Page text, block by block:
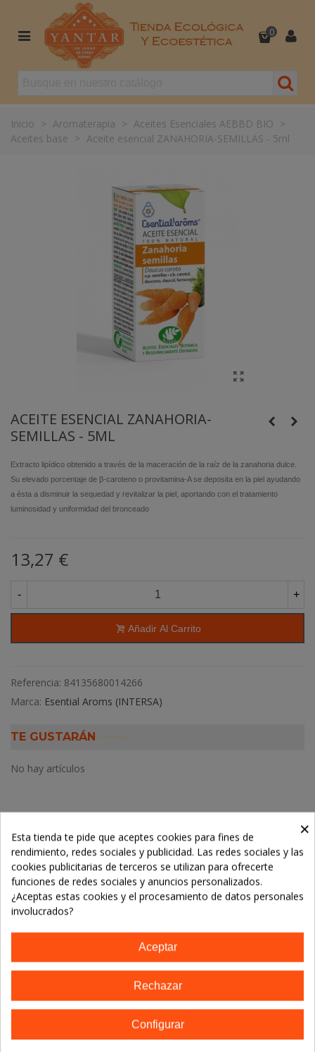
0
Inicio > Aromaterapia > Aceites Esenciales AEBBD BIO >
Aceites base > Aceite esencial ZANAHORIA-SEMILLAS - 5ml
ACEITE ESENCIAL ZANAHORIA-
SEMILLAS - 5ML
Extracto lipídico obtenido a través de la maceración de la raíz de la zanahoria dulce.
Su elevado porcentaje de β-caroteno o provitamina-A se deposita en la piel ayudando
a ésta a disminuir la sequedad y revitalizar la piel, aportando con el tratamiento
luminosidad y uniformidad del bronceado
13,27 €
- +
Añadir Al Carrito
Referencia: 84135680014266
Marca: Esential Aroms (INTERSA)
TE GUSTARÁN
No hay artículos
Descripción
Detalles del producto
PRODUCTO TAMBIÉN COMPRARON:
Algatrium, DHA OMEGA 3,
Algatrium, DHA OMEGA 3,
×
Esta tienda te pide que aceptes cookies para fines de
rendimiento, redes sociales y publicidad. Las redes sociales y las
cookies publicitarias de terceros se utilizan para ofrecerte
funciones de redes sociales y anuncios personalizados.
¿Aceptas estas cookies y el procesamiento de datos personales
involucrados?
Aceptar
Rechazar
Configurar